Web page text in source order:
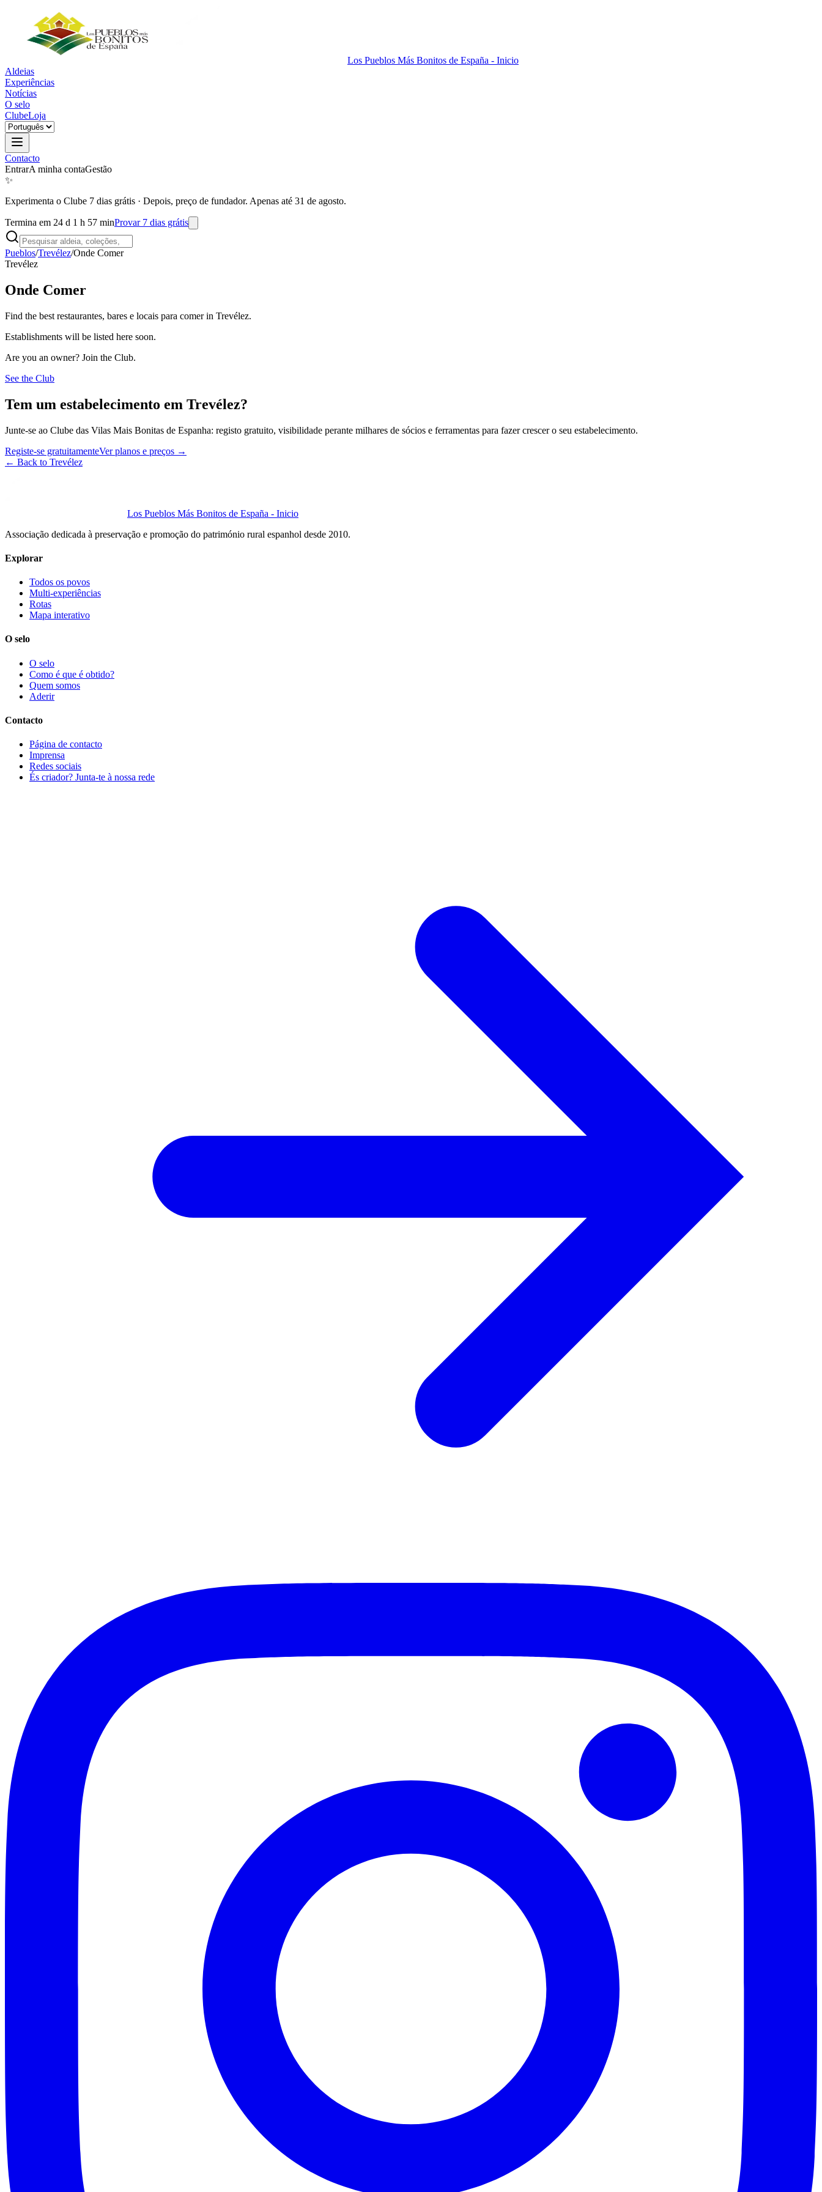
Los Pueblos Más Bonitos de España - Inicio
Aldeias
Experiências
Notícias
O selo
ClubeLoja
Contacto
EntrarA minha contaGestão
✨
Experimenta o Clube 7 dias grátis · Depois, preço de fundador. Apenas até 31 de agosto.
Termina em 24 d 1 h 57 minProvar 7 dias grátis
Pueblos/Trevélez/Onde Comer
Trevélez
Onde Comer
Find the best restaurantes, bares e locais para comer in Trevélez.
Establishments will be listed here soon.
Are you an owner? Join the Club.
See the Club
Tem um estabelecimento em Trevélez?
Junte-se ao Clube das Vilas Mais Bonitas de Espanha: registo gratuito, visibilidade perante milhares de sócios e ferramentas para fazer crescer o seu estabelecimento.
Registe-se gratuitamenteVer planos e preços →
← Back to Trevélez
Los Pueblos Más Bonitos de España - Inicio
Associação dedicada à preservação e promoção do património rural espanhol desde 2010.
Explorar
Todos os povos
Multi-experiências
Rotas
Mapa interativo
O selo
O selo
Como é que é obtido?
Quem somos
Aderir
Contacto
Página de contacto
Imprensa
Redes sociais
És criador? Junta-te à nossa rede